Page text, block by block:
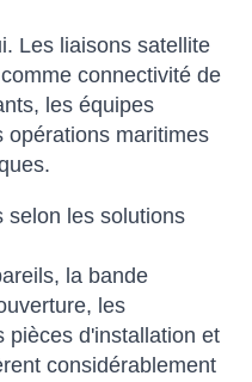
Les liaisons satellite
connectivité de
les équipes
opérations maritimes
selon les solutions
la bande
les
pièces d'installation et
considérablement